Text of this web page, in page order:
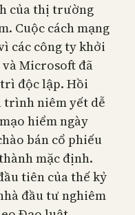
của thị trường
Cuộc cách mạng
các công ty khởi
Microsoft đã
độc lập. Hồi
trình niêm yết dễ
hiểm ngày
bán cổ phiếu
mặc định.
tiên của thế kỷ
đầu tư nghiêm